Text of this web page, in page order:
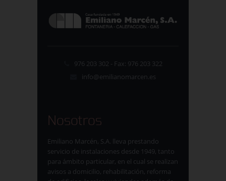
976 203 302 - Fax: 976 203 322
info@emilianomarcen.es
Nosotros
Emiliano Marcén, S.A. lleva prestando
servicio de instalaciones desde 1949, tanto
para ámbito particular, en el cual se realizan
avisos a domicilio, rehabilitación, reforma